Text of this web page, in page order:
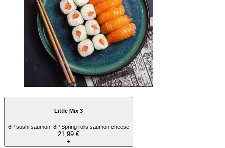
Little Mix 3
6P sushi saumon, 8P Spring rolls saumon cheese
21,99 €
+